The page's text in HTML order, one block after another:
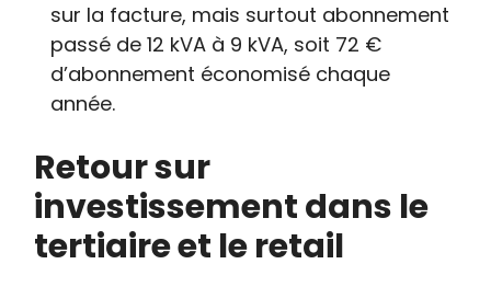
sur la facture, mais surtout abonnement
passé de 12 kVA à 9 kVA, soit 72 €
d’abonnement économisé chaque
année.
Retour sur
investissement dans le
tertiaire et le retail